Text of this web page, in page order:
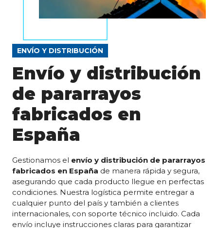
ENVÍO Y DISTRIBUCIÓN
Envío y distribución
de pararrayos
fabricados en
España
Gestionamos el envío y distribución de pararrayos
fabricados en España de manera rápida y segura,
asegurando que cada producto llegue en perfectas
condiciones. Nuestra logística permite entregar a
cualquier punto del país y también a clientes
internacionales, con soporte técnico incluido. Cada
envío incluye instrucciones claras para garantizar